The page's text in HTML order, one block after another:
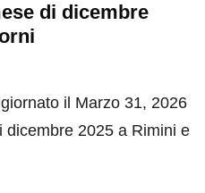
di dicembre
il Marzo 31, 2026
dicembre 2025 a Rimini e